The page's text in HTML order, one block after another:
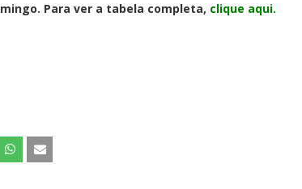
Para ver a tabela completa, clique aqui.